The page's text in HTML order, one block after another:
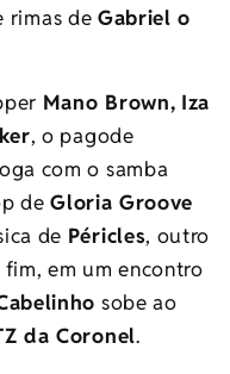
rimas de Gabriel o
Mano Brown, Iza
, o pagode
com o samba
deGloria Groove
de Péricles, outro
em um encontro
sobe ao
da Coronel.